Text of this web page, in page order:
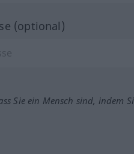
(optional)
Sie ein Mensch sind, indem